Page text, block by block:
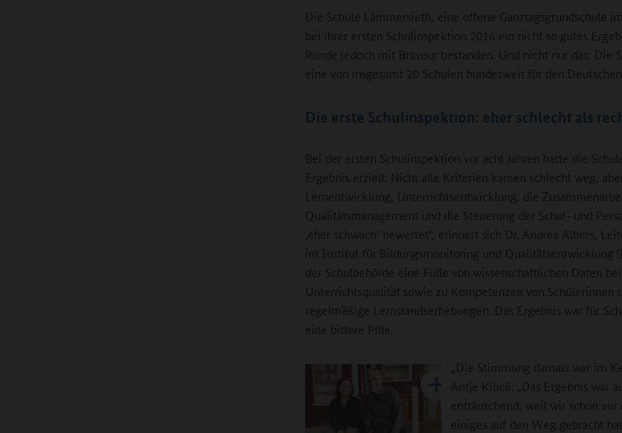
Die Schule Lämmersieth, eine offene Ganztagsgrundschule
bei ihrer ersten Schulinspektion 2016 ein nicht so gutes
Runde jedoch mit Bravour bestanden. Und nicht nur das: Die
eine von insgesamt 20 Schulen bundesweit für den
Die erste Schulinspektion: eher schlecht als
Bei der ersten Schulinspektion vor acht Jahren hatte die
Ergebnis erzielt. Nicht alle Kriterien kamen schlecht weg,
Lernentwicklung, Unterrichtsentwicklung, die
Qualitätsmanagement und die Steuerung der Schul- und
‚eher schwach‘ bewertet“, erinnert sich Dr. Andrea Albers,
im Institut für Bildungsmonitoring und Qualitätsentwicklung
der Schulbehörde eine Fülle von wissenschaftlichen Daten
Unterrichtsqualität sowie zu Kompetenzen von Schülerinnen
regelmäßige Lernstandserhebungen. Das Ergebnis war für
eine bittere Pille.
„Die Stimmung damals war im
Antje Kilicli. „Das Ergebnis war
enttäuschend, weil wir schon
einiges auf den Weg gebracht